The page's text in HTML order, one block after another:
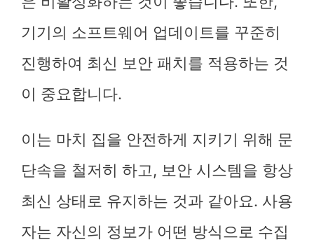
기기의 소프트웨어 업데이트를 꾸준히
진행하여 최신 보안 패치를 적용하는 것
이 중요합니다.
이는 마치 집을 안전하게 지키기 위해 문
단속을 철저히 하고, 보안 시스템을 항상
최신 상태로 유지하는 것과 같아요. 사용
자는 자신의 정보가 어떤 방식으로 수집